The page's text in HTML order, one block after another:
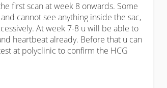
first scan at week 8 onwards. Some
cannot see anything inside the sac,
At week 7-8 u will be able to
heartbeat already. Before that u can
at polyclinic to confirm the HCG
gynae confirmed) , cheap preg